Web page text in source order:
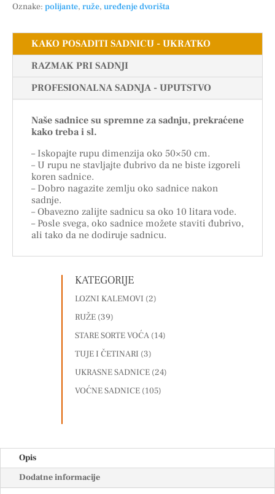
Oznake: polijante, ruže, uređenje dvorišta
KAKO POSADITI SADNICU - UKRATKO
RAZMAK PRI SADNJI
PROFESIONALNA SADNJA - UPUTSTVO
Naše sadnice su spremne za sadnju, prekraćene
kako treba i sl.
– Iskopajte rupu dimenzija oko 50×50 cm.
– U rupu ne stavljajte đubrivo da ne biste izgoreli
koren sadnice.
– Dobro nagazite zemlju oko sadnice nakon
sadnje.
– Obavezno zalijte sadnicu sa oko 10 litara vode.
– Posle svega, oko sadnice možete staviti đubrivo,
ali tako da ne dodiruje sadnicu.
KATEGORIJE
LOZNI KALEMOVI (2)
RUŽE (39)
STARE SORTE VOĆA (14)
TUJE I ČETINARI (3)
UKRASNE SADNICE (24)
VOĆNE SADNICE (105)
Opis
Dodatne informacije